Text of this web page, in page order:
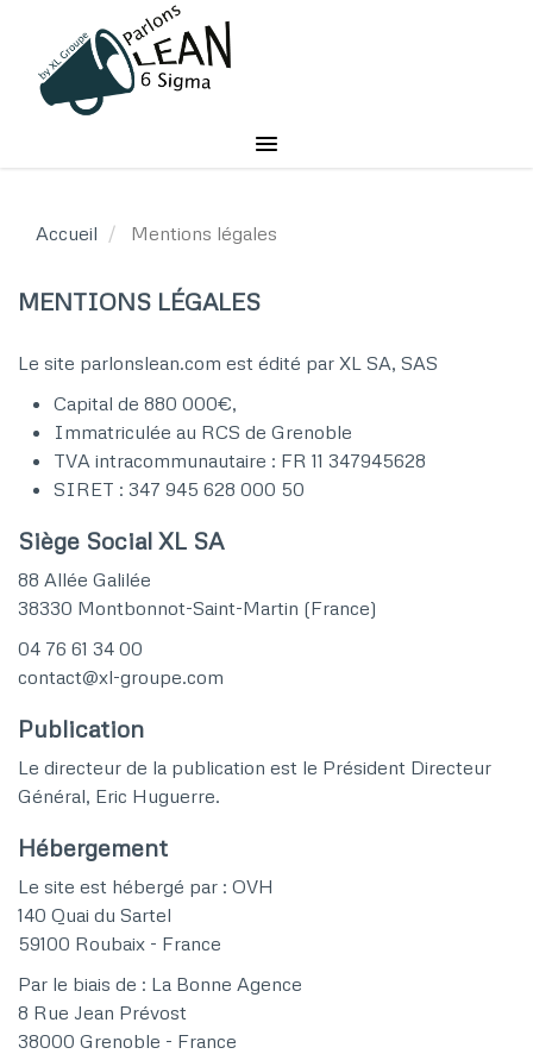
contenu
principal
Accueil Mentions légales
MENTIONS LÉGALES
Le site parlonslean.com est édité par XL SA, SAS
Capital de 880 000€,
Immatriculée au RCS de Grenoble
TVA intracommunautaire : FR 11 347945628
SIRET : 347 945 628 000 50
Siège Social XL SA
88 Allée Galilée
38330 Montbonnot-Saint-Martin (France)
04 76 61 34 00
contact@xl-groupe.com
Publication
Le directeur de la publication est le Président Directeur
Général, Eric Huguerre.
Hébergement
Le site est hébergé par : OVH
140 Quai du Sartel
59100 Roubaix - France
Par le biais de : La Bonne Agence
8 Rue Jean Prévost
38000 Grenoble - France